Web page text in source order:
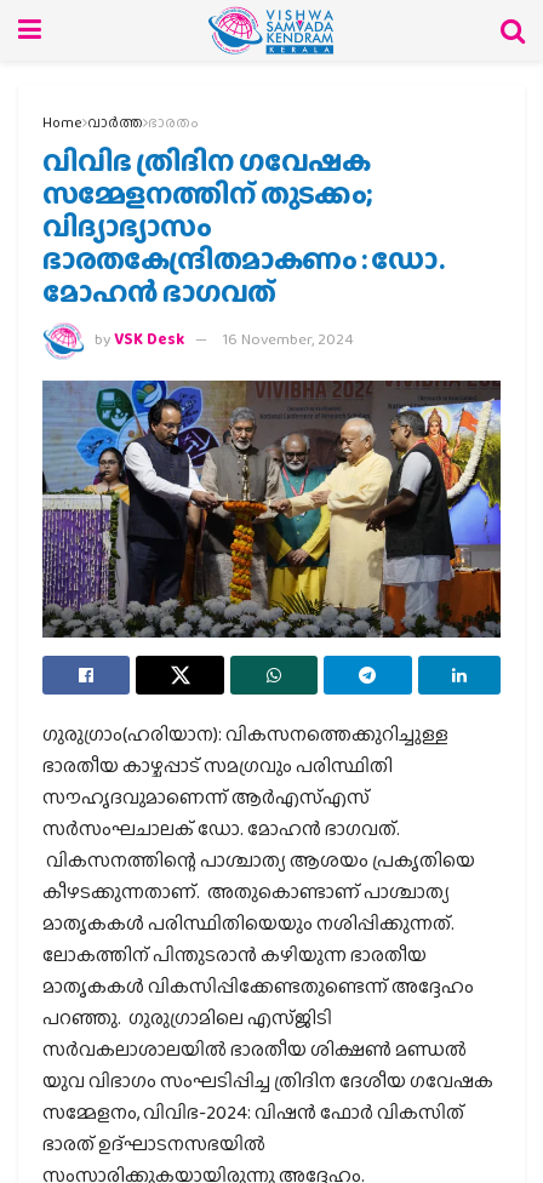
Home വാര്‍ത്ത ഭാരതം
വിവിഭ ത്രിദിന ഗവേഷക
സമ്മേളനത്തിന് തുടക്കം;
വിദ്യാഭ്യാസം
ഭാരതകേന്ദ്രിതമാകണം : ഡോ.
മോഹന്‍ ഭാഗവത്
byVSK Desk 16 November, 2024
ഗുരുഗ്രാം(ഹരിയാന): വികസനത്തെക്കുറിച്ചുള്ള
ഭാരതീയ കാഴ്ചപ്പാട് സമഗ്രവും പരിസ്ഥിതി
സൗഹൃദവുമാണെന്ന് ആര്‍എസ്എസ്
സര്‍സംഘചാലക് ഡോ. മോഹന്‍ ഭാഗവത്.
വികസനത്തിന്റെ പാശ്ചാത്യ ആശയം പ്രകൃതിയെ
കീഴടക്കുന്നതാണ്. അതുകൊണ്ടാണ് പാശ്ചാത്യ
മാതൃകകള്‍ പരിസ്ഥിതിയെയും നശിപ്പിക്കുന്നത്.
ലോകത്തിന് പിന്തുടരാന്‍ കഴിയുന്ന ഭാരതീയ
മാതൃകകള്‍ വികസിപ്പിക്കേണ്ടതുണ്ടെന്ന് അദ്ദേഹം
പറഞ്ഞു. ഗുരുഗ്രാമിലെ എസ്ജിടി
സര്‍വകലാശാലയില്‍ ഭാരതീയ ശിക്ഷണ്‍ മണ്ഡല്‍
യുവ വിഭാഗം സംഘടിപ്പിച്ച ത്രിദിന ദേശീയ ഗവേഷക
സമ്മേളനം, വിവിഭ-2024: വിഷന്‍ ഫോര്‍ വികസിത്
ഭാരത് ഉദ്ഘാടനസഭയില്‍
സംസാരിക്കുകയായിരുന്നു അദ്ദേഹം.